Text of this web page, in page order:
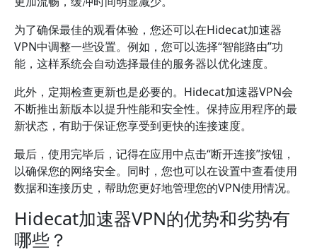
为了确保最佳的观看体验，您还可以在Hidecat加速器
VPN中调整一些设置。例如，您可以选择“智能路由”功
能，这样系统会自动选择最佳的服务器以优化速度。
此外，定期检查更新也是必要的。Hidecat加速器VPN会
不断推出新版本以提升性能和安全性。保持应用程序的最
新状态，有助于保证您享受到更快的连接速度。
最后，使用完毕后，记得在应用中点击“断开连接”按钮，
以确保您的网络安全。同时，您也可以在设置中查看使用
数据和连接历史，帮助您更好地管理您的VPN使用情况。
Hidecat加速器VPN的优势和劣势有
哪些？